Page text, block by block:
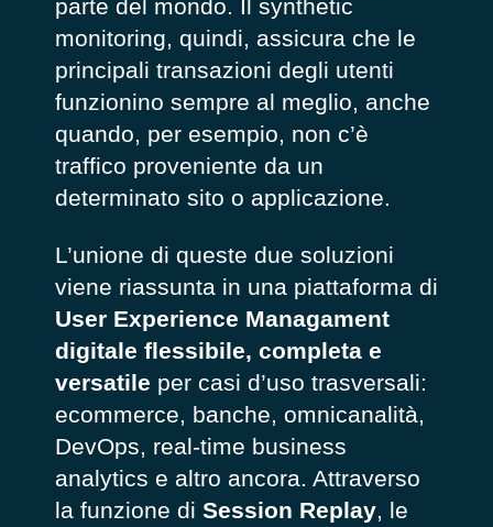
parte del mondo. Il synthetic
monitoring, quindi, assicura che le
principali transazioni degli utenti
funzionino sempre al meglio, anche
quando, per esempio, non c’è
traffico proveniente da un
determinato sito o applicazione.
L’unione di queste due soluzioni
viene riassunta in una piattaforma di
User Experience Managament
digitale flessibile, completa e
versatile per casi d’uso trasversali:
ecommerce, banche, omnicanalità,
DevOps, real-time business
analytics e altro ancora. Attraverso
la funzione di Session Replay, le